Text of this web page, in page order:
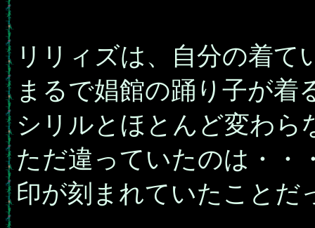
リリィズは、自分の着
まるで娼館の踊り子が着
シリルとほとんど変わら
ただ違っていたのは・・
印が刻まれていたことだ